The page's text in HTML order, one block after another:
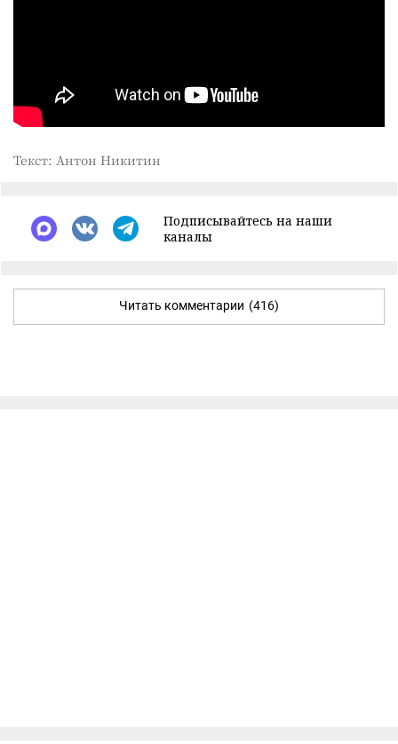
Текст: Антон Никитин
Подписывайтесь на наши
каналы
Читать комментарии (416)